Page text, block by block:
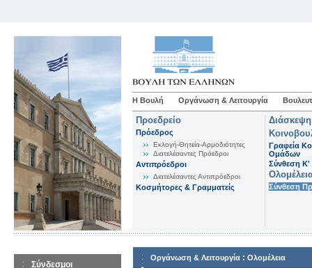
Η Βουλή Οργάνωση & Λειτουργία
Προεδρείο
Πρόεδρος
Εκλογή-Θητεία-Αρμοδιότητες
Διατελέσαντες Πρόεδροι
Αντιπρόεδροι
Διατελέσαντες Αντιπρόεδροι
Κοσμήτορες & Γραμματείς
Γραφεία
Ομάδων
Σύνθεση K'
Σύνθεση
Σύνδεσμοι
Οργάνωση & Λειτουργία : Ολομέλεια